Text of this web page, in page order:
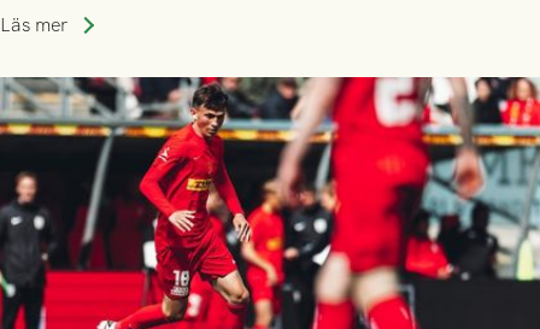
kvalet till Conference League! Avspark kl 19.00 på torsdag
Läs mer